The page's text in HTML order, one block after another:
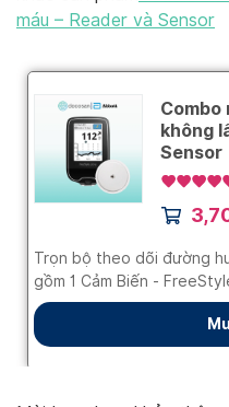
máu – Reader và Sensor